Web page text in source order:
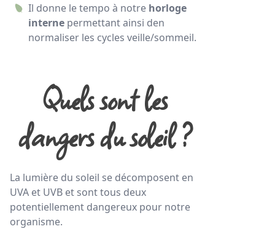
Il donne le tempo à notre horloge
interne permettant ainsi den
normaliser les cycles veille/sommeil.
Quels sont les
dangers du soleil ?
La lumière du soleil se décomposent en
UVA et UVB et sont tous deux
potentiellement dangereux pour notre
organisme.